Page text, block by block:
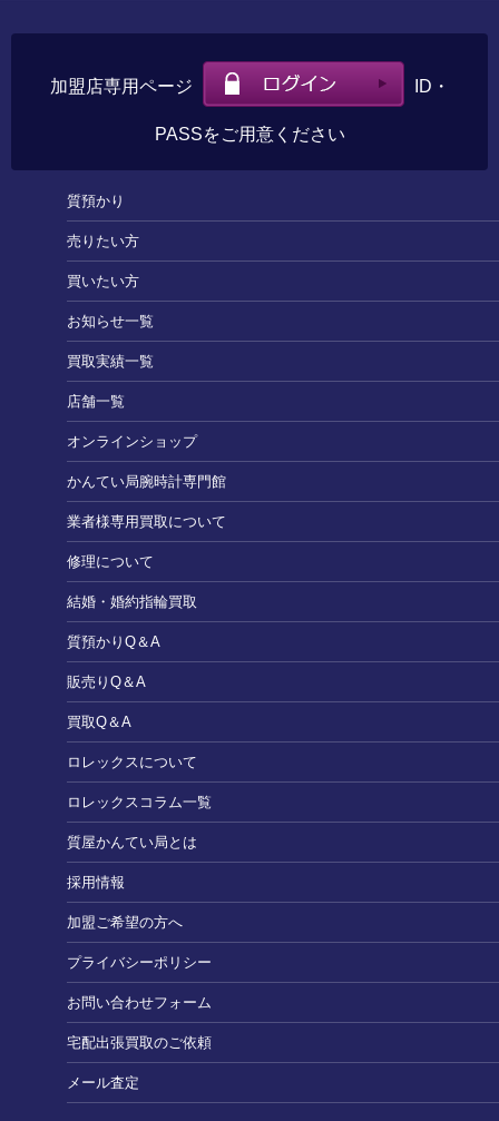
加盟店専用ページ ID・
PASSをご用意ください
質預かり
売りたい方
買いたい方
お知らせ一覧
買取実績一覧
店舗一覧
オンラインショップ
かんてい局腕時計専門館
業者様専用買取について
修理について
結婚・婚約指輪買取
質預かりQ＆A
販売りQ＆A
買取Q＆A
ロレックスについて
ロレックスコラム一覧
質屋かんてい局とは
採用情報
加盟ご希望の方へ
プライバシーポリシー
お問い合わせフォーム
宅配出張買取のご依頼
メール査定